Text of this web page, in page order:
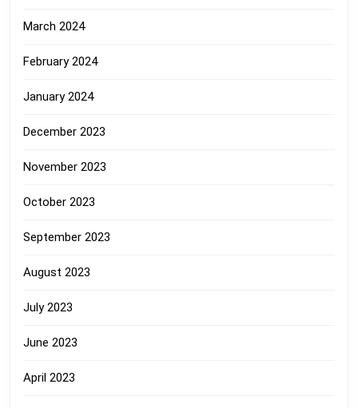
March 2024
February 2024
January 2024
December 2023
November 2023
October 2023
September 2023
August 2023
July 2023
June 2023
April 2023